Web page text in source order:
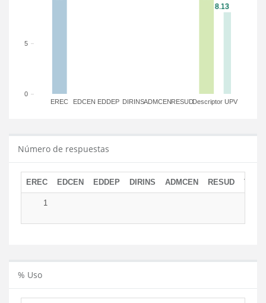
EREC EDCEN EDDEP DIRINSADMCENRESUDDescriptor UPV
0
5
Número de respuestas
EREC EDCEN EDDEP DIRINS ADMCEN RESUD
1
% Uso